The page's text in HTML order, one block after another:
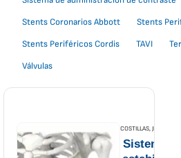
Stents Coronarios Abbott
Stents
Stents Periféricos Cordis
TAVI
Válvulas
COSTILLAS,JEIL
Sistema de